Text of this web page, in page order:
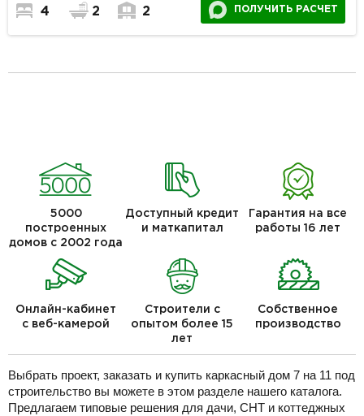
4 2 2 ПОЛУЧИТЬ РАСЧЕТ
5000
построенных
домов с 2002 года
Доступный кредит
и маткапитал
Гарантия на все
работы 16 лет
Онлайн-кабинет
с веб-камерой
Строители с
опытом более 15
лет
Собственное
производство
Выбрать проект, заказать и купить каркасный дом 7 на 11 под
строительство вы можете в этом разделе нашего каталога.
Предлагаем типовые решения для дачи, СНТ и коттеджных